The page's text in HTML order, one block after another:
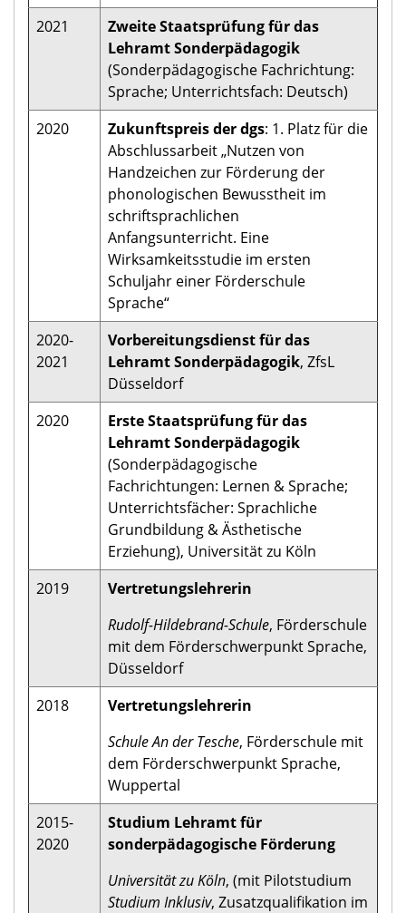
2021
Zweite Staatsprüfung für das
Lehramt Sonderpädagogik
(Sonderpädagogische Fachrichtung:
Sprache; Unterrichtsfach: Deutsch)
2020
Zukunftspreis der dgs: 1. Platz für die
Abschlussarbeit „Nutzen von
Handzeichen zur Förderung der
phonologischen Bewusstheit im
schriftsprachlichen
Anfangsunterricht. Eine
Wirksamkeitsstudie im ersten
Schuljahr einer Förderschule
Sprache“
2020-
2021
Vorbereitungsdienst für das
Lehramt Sonderpädagogik, ZfsL
Düsseldorf
2020
Erste Staatsprüfung für das
Lehramt Sonderpädagogik
(Sonderpädagogische
Fachrichtungen: Lernen & Sprache;
Unterrichtsfächer: Sprachliche
Grundbildung & Ästhetische
Erziehung), Universität zu Köln
2019
Vertretungslehrerin
Rudolf-Hildebrand-Schule, Förderschule
mit dem Förderschwerpunkt Sprache,
Düsseldorf
2018
Vertretungslehrerin
Schule An der Tesche, Förderschule mit
dem Förderschwerpunkt Sprache,
Wuppertal
2015-
2020
Studium Lehramt für
sonderpädagogische Förderung
Universität zu Köln, (mit Pilotstudium
Studium Inklusiv, Zusatzqualifikation im